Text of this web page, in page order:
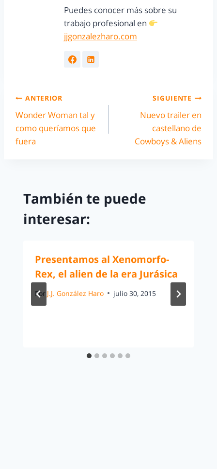
Puedes conocer más sobre su
trabajo profesional en
jjgonzalezharo.com
ANTERIOR
Wonder Woman tal y
como queríamos que
fuera
SIGUIENTE
Nuevo trailer en
castellano de
Cowboys & Aliens
También te puede
interesar:
Presentamos al Xenomorfo-
Rex, el alien de la era Jurásica
Por J.J. González Haro julio 30, 2015